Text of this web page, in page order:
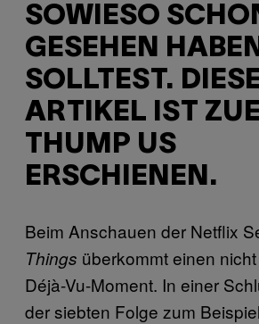
SOWIESO
GESEHEN HABEN
SOLLTEST.
ARTIKEL IST
THUMP US
ERSCHIENEN.
Beim Anschauen der Netflix
Things überkommt einen
Déjà-Vu-Moment. In einer
der siebten Folge zum